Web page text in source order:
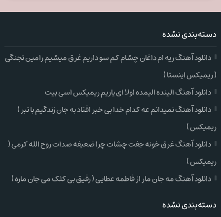
دسته‌بندی نشده
دانلود آهنگ ریه ام داغان چشام کم سو داریم غرق میشیم رامین تجنگی
( ریمیکس اینستا )
دانلود آهنگ الینده الیمده اولا ای یاریم ریمیکس اسی بیت
دانلود آهنگ نمیدانم عه کدام خدا بی خبر افتاد به جان زندگیم با تبر (
ریمیکس )
دانلود آهنگ غرق خونه جفت چشات چرا ضعیفه صدات روح الله کرمی (
ریمیکس )
دانلود آهنگ مه جان مار از فاطمه عطایی ( رفیق بی کلک می جان ماره )
دسته‌بندی نشده